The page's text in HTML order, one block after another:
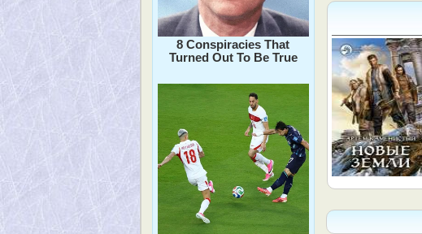
8 Conspiracies That
Turned Out To Be True